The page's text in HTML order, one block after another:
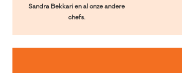
Sandra Bekkari en al onze andere
chefs.